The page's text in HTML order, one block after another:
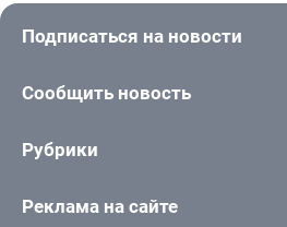
Подписаться на новости
Сообщить новость
Рубрики
Реклама на сайте